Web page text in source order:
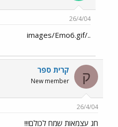
26/4/04
../images/Emo6.gif
ק קרית ספר
New member
26/4/04
חג עצמאות שמח לכולם!!!